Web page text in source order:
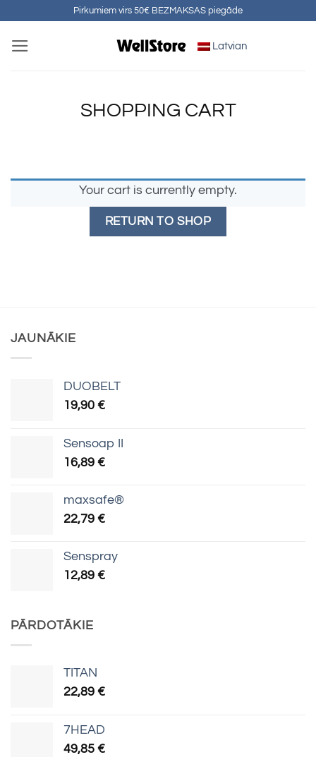
content
Pirkumiem virs 50€ BEZMAKSAS piegāde
Latvian
SHOPPING CART
Your cart is currently empty.
RETURN TO SHOP
JAUNĀKIE
DUOBELT
19,90 €
Sensoap II
16,89 €
maxsafe®
22,79 €
Senspray
12,89 €
PĀRDOTĀKIE
TITAN
22,89 €
7HEAD
49,85 €